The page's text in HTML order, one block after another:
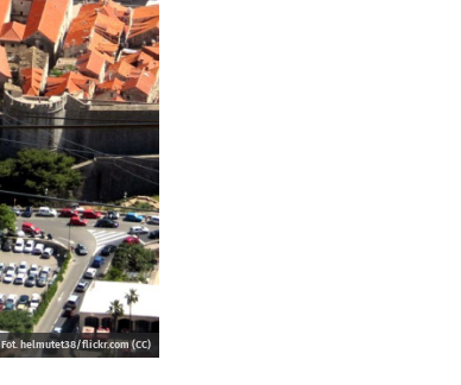
Fot. helmutet38/flickr.com (CC)